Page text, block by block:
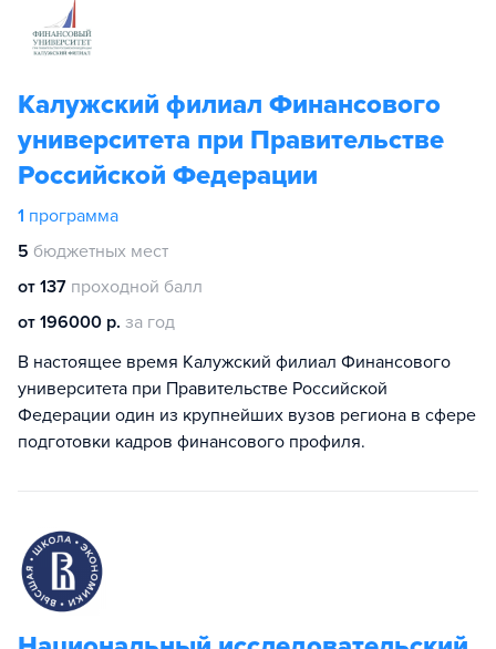
Калужский филиал Финансового
университета при Правительстве
Российской Федерации
1 программа
5 бюджетных мест
от 137 проходной балл
от 196000 р. за год
В настоящее время Калужский филиал Финансового
университета при Правительстве Российской
Федерации один из крупнейших вузов региона в сфере
подготовки кадров финансового профиля.